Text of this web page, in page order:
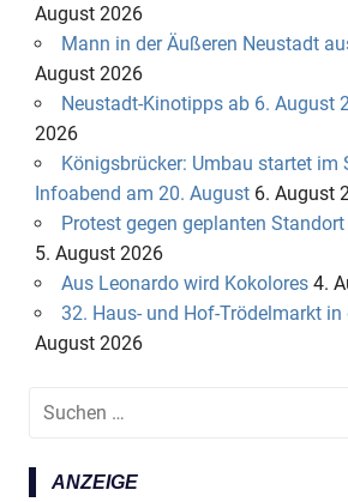
August 2026
Mann in der Äußeren Neustadt
August 2026
Neustadt-Kinotipps ab 6. August
2026
Königsbrücker: Umbau startet im
Infoabend am 20. August 6. August
Protest gegen geplanten
5. August 2026
Aus Leonardo wird Kokolores 4.
32. Haus- und Hof-Trödelmarkt in
August 2026
c
h
ANZEIGE